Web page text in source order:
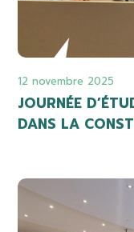
12 novembre 2025
JOURNÉE
DANS LA